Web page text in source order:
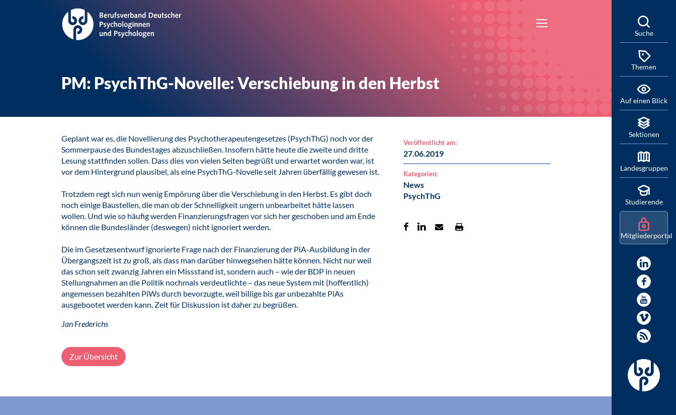
PM: PsychThG-Novelle: Verschiebung in den Herbst
Geplant war es, die Novellierung des Psychotherapeutengesetzes (PsychThG) noch vor der
Sommerpause des Bundestages abzuschließen. Insofern hätte heute die zweite und dritte
Lesung stattfinden sollen. Dass dies von vielen Seiten begrüßt und erwartet worden war, ist
vor dem Hintergrund plausibel, als eine PsychThG-Novelle seit Jahren überfällig gewesen ist.
Trotzdem regt sich nun wenig Empörung über die Verschiebung in den Herbst. Es gibt doch
noch einige Baustellen, die man ob der Schnelligkeit ungern unbearbeitet hätte lassen
wollen. Und wie so häufig werden Finanzierungsfragen vor sich her geschoben und am Ende
können die Bundesländer (deswegen) nicht ignoriert werden.
Die im Gesetzesentwurf ignorierte Frage nach der Finanzierung der PiA-Ausbildung in der
Übergangszeit ist zu groß, als dass man darüber hinwegsehen hätte können. Nicht nur weil
das schon seit zwanzig Jahren ein Missstand ist, sondern auch – wie der BDP in neuen
Stellungnahmen an die Politik nochmals verdeutlichte – das neue System mit (hoffentlich)
angemessen bezahlten PiWs durch bevorzugte, weil billige bis gar unbezahlte PiAs
ausgebootet werden kann. Zeit für Diskussion ist daher zu begrüßen.
Jan Frederichs
Veröffentlicht am:
27.06.2019
Kategorien:
News
PsychThG
Zur Übersicht
Suche
Themen
Auf einen Blick
Sektionen
Landesgruppen
Studierende
Mitgliederportal